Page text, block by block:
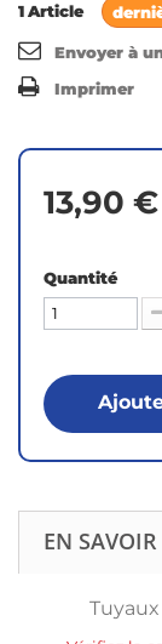
1Article
Envoyer à
Imprimer
13,90 €
Quantité
EN